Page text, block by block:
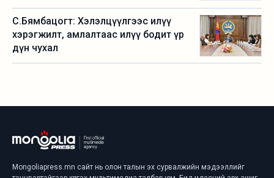
С.Бямбацогт: Хэлэлцүүлгээс илүү
хэрэгжилт, амлалтаас илүү бодит үр
дүн чухал
Mongoliapress.mn сайт нь олон талын эх сурвалжийн мэдээллийг